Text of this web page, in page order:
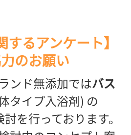
するアンケート】
のお願い
ンド無添加ではバス
タイプ入浴剤) の
を行っております。